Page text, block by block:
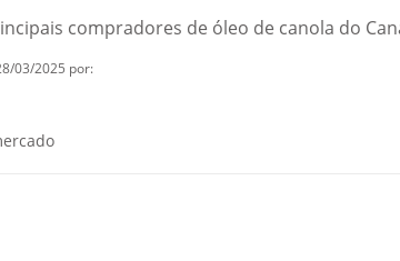
compradores de óleo de canola do
03/2025 por: